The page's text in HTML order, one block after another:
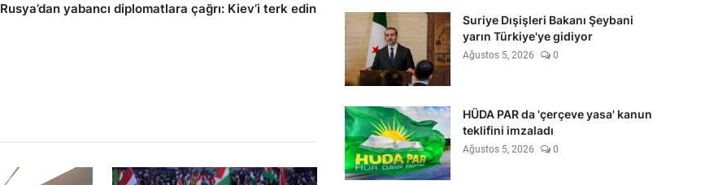
Rusya’dan yabancı diplomatlara çağrı: Kiev’i terk edin
Suriye Dışişleri Bakanı Şeybani
yarın Türkiye'ye gidiyor
Ağustos 5, 2026 0
HÜDA PAR da 'çerçeve yasa' kanun
teklifini imzaladı
Ağustos 5, 2026 0